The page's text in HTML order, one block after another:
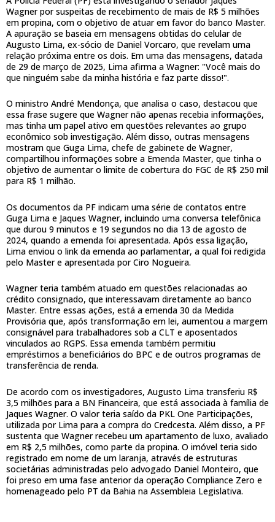
Wagner por suspeitas de recebimento de mais de R$ 5 milhões
em propina, com o objetivo de atuar em favor do banco Master.
A apuração se baseia em mensagens obtidas do celular de
Augusto Lima, ex-sócio de Daniel Vorcaro, que revelam uma
relação próxima entre os dois. Em uma das mensagens, datada
de 29 de março de 2025, Lima afirma a Wagner: "Você mais do
que ninguém sabe da minha história e faz parte disso!".
O ministro André Mendonça, que analisa o caso, destacou que
essa frase sugere que Wagner não apenas recebia informações,
mas tinha um papel ativo em questões relevantes ao grupo
econômico sob investigação. Além disso, outras mensagens
mostram que Guga Lima, chefe de gabinete de Wagner,
compartilhou informações sobre a Emenda Master, que tinha o
objetivo de aumentar o limite de cobertura do FGC de R$ 250 mil
para R$ 1 milhão.
Os documentos da PF indicam uma série de contatos entre
Guga Lima e Jaques Wagner, incluindo uma conversa telefônica
que durou 9 minutos e 19 segundos no dia 13 de agosto de
2024, quando a emenda foi apresentada. Após essa ligação,
Lima enviou o link da emenda ao parlamentar, a qual foi redigida
pelo Master e apresentada por Ciro Nogueira.
Wagner teria também atuado em questões relacionadas ao
crédito consignado, que interessavam diretamente ao banco
Master. Entre essas ações, está a emenda 30 da Medida
Provisória que, após transformação em lei, aumentou a margem
consignável para trabalhadores sob a CLT e aposentados
vinculados ao RGPS. Essa emenda também permitiu
empréstimos a beneficiários do BPC e de outros programas de
transferência de renda.
De acordo com os investigadores, Augusto Lima transferiu R$
3,5 milhões para a BN Financeira, que está associada à família de
Jaques Wagner. O valor teria saído da PKL One Participações,
utilizada por Lima para a compra do Credcesta. Além disso, a PF
sustenta que Wagner recebeu um apartamento de luxo, avaliado
em R$ 2,5 milhões, como parte da propina. O imóvel teria sido
registrado em nome de um laranja, através de estruturas
societárias administradas pelo advogado Daniel Monteiro, que
foi preso em uma fase anterior da operação Compliance Zero e
homenageado pelo PT da Bahia na Assembleia Legislativa.